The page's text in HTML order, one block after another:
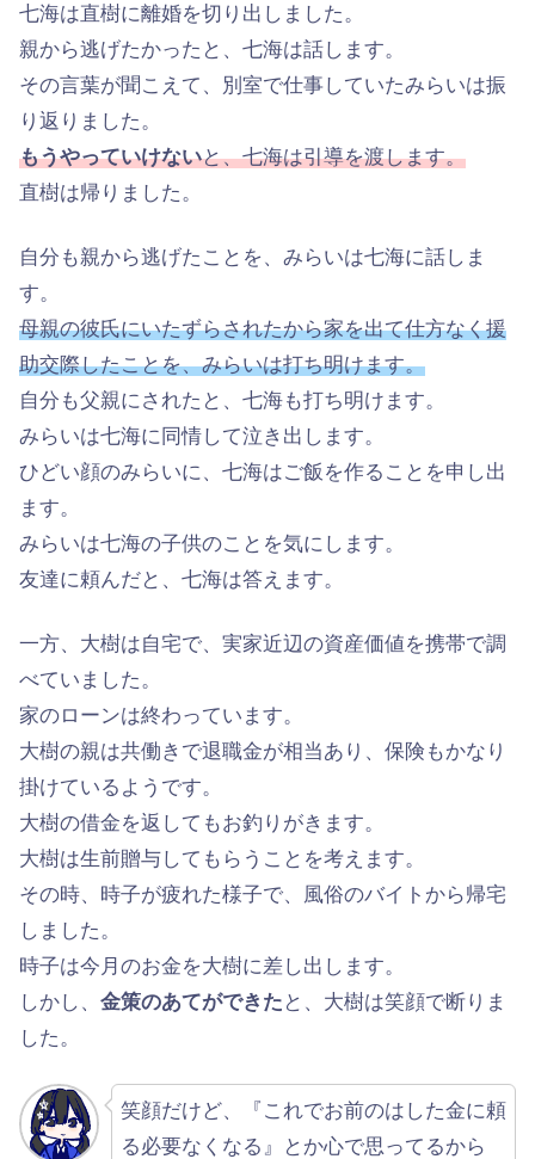
七海は直樹に離婚を切り出しました。
親から逃げたかったと、七海は話します。
その言葉が聞こえて、別室で仕事していたみらいは振
り返りました。
もうやっていけないと、七海は引導を渡します。
直樹は帰りました。
自分も親から逃げたことを、みらいは七海に話しま
す。
母親の彼氏にいたずらされたから家を出て仕方なく援
助交際したことを、みらいは打ち明けます。
自分も父親にされたと、七海も打ち明けます。
みらいは七海に同情して泣き出します。
ひどい顔のみらいに、七海はご飯を作ることを申し出
ます。
みらいは七海の子供のことを気にします。
友達に頼んだと、七海は答えます。
一方、大樹は自宅で、実家近辺の資産価値を携帯で調
べていました。
家のローンは終わっています。
大樹の親は共働きで退職金が相当あり、保険もかなり
掛けているようです。
大樹の借金を返してもお釣りがきます。
大樹は生前贈与してもらうことを考えます。
その時、時子が疲れた様子で、風俗のバイトから帰宅
しました。
時子は今月のお金を大樹に差し出します。
しかし、 金策のあてができた と、大樹は笑顔で断りま
した。
笑顔だけど、『これでお前のはした金に頼
る必要なくなる』とか心で思ってるから